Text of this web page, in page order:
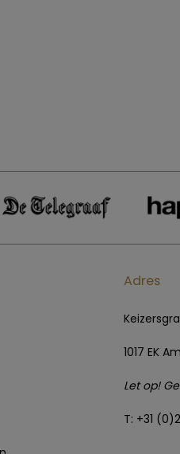
Adres
1017 EK
Let op!
T: +31